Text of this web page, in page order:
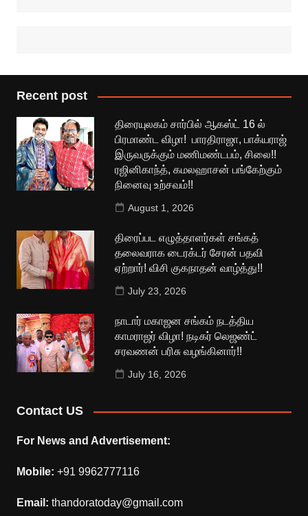
Recent post
திரையுலகம் சார்பில் ஆகஸ்ட் 16 ல்
பிரமாண்ட விழா! பாரதிராஜா, பாக்யராஜ்
இருவருக்கும் மணிமண்டபம், சிலை!!
ரஜினிகாந்த், கமலஹாசன் பங்கேற்கும்
நினைவு உற்சவம்!!
August 1, 2026
திரைப்பட எழுத்தாளர்கள் சங்கத்
தலைவராக டைரக்டர் சேரன் பதவி
ஏற்றார்! விசி குகநாதன் வாழ்த்து!!
July 23, 2026
நாடார் மகாஜன சங்கம் நடத்திய
காமராஜர் விழா! நடிகர் லெஜண்ட்
சரவணன் பரிசு வழங்கினார்!!
July 16, 2026
Contact US
For News and Advertisement:
Mobile: +91 9962777116
Email: thandoratoday@gmail.com